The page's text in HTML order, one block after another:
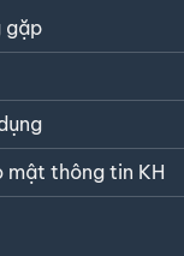
gặp
mật thông tin KH